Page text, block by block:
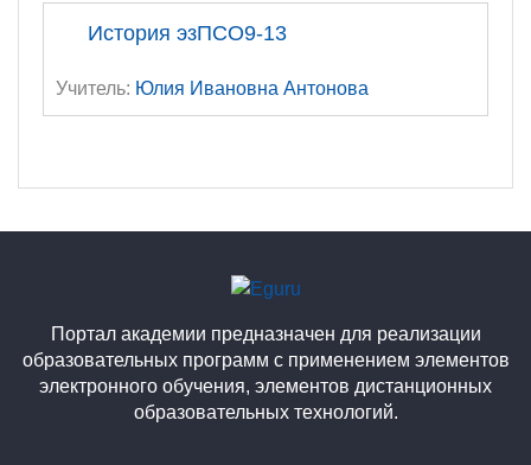
История эзПСО9-13
Учитель: Юлия Ивановна Антонова
Портал академии предназначен для реализации
образовательных программ с применением элементов
электронного обучения, элементов дистанционных
образовательных технологий.